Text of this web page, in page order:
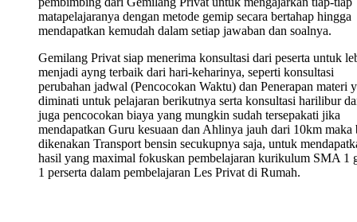
matapelajaranya dengan metode gemip secara bertahap hingga
mendapatkan kemudah dalam setiap jawaban dan soalnya.
Gemilang Privat siap menerima konsultasi dari peserta untuk
menjadi ayng terbaik dari hari-keharinya, seperti konsultasi
perubahan jadwal (Pencocokan Waktu) dan Penerapan materi
diminati untuk pelajaran berikutnya serta konsultasi harilibur
juga pencocokan biaya yang mungkin sudah tersepakati jika
mendapatkan Guru kesuaan dan Ahlinya jauh dari 10km maka
dikenakan Transport bensin secukupnya saja, untuk
hasil yang maximal fokuskan pembelajaran kurikulum SMA 1
1 perserta dalam pembelajaran Les Privat di Rumah.